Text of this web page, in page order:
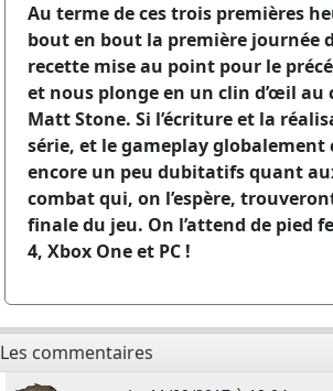
Au terme de ces trois premières
bout en bout la première journée
recette mise au point pour le
et nous plonge en un clin d’œil
Matt Stone. Si l’écriture et la
série, et le gameplay
encore un peu dubitatifs quant
combat qui, on l’espère,
finale du jeu. On l’attend de pied
4, Xbox One et PC !
Les commentaires